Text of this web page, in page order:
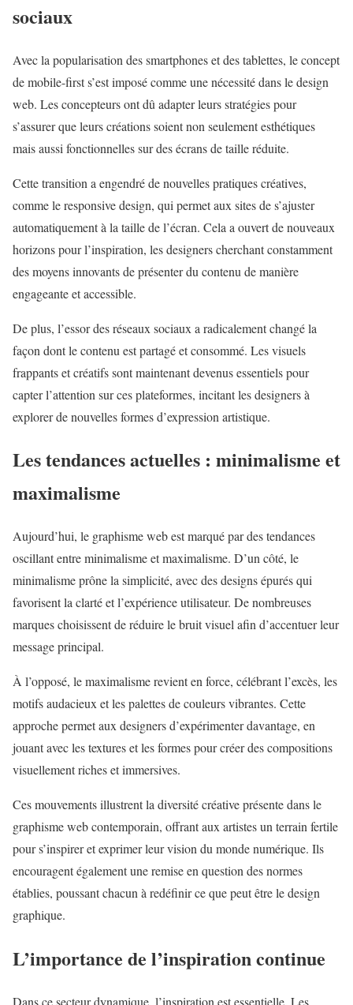
sociaux
Avec la popularisation des smartphones et des tablettes, le concept
de mobile-first s’est imposé comme une nécessité dans le design
web. Les concepteurs ont dû adapter leurs stratégies pour
s’assurer que leurs créations soient non seulement esthétiques
mais aussi fonctionnelles sur des écrans de taille réduite.
Cette transition a engendré de nouvelles pratiques créatives,
comme le responsive design, qui permet aux sites de s’ajuster
automatiquement à la taille de l’écran. Cela a ouvert de nouveaux
horizons pour l’inspiration, les designers cherchant constamment
des moyens innovants de présenter du contenu de manière
engageante et accessible.
De plus, l’essor des réseaux sociaux a radicalement changé la
façon dont le contenu est partagé et consommé. Les visuels
frappants et créatifs sont maintenant devenus essentiels pour
capter l’attention sur ces plateformes, incitant les designers à
explorer de nouvelles formes d’expression artistique.
Les tendances actuelles : minimalisme et
maximalisme
Aujourd’hui, le graphisme web est marqué par des tendances
oscillant entre minimalisme et maximalisme. D’un côté, le
minimalisme prône la simplicité, avec des designs épurés qui
favorisent la clarté et l’expérience utilisateur. De nombreuses
marques choisissent de réduire le bruit visuel afin d’accentuer leur
message principal.
À l’opposé, le maximalisme revient en force, célébrant l’excès, les
motifs audacieux et les palettes de couleurs vibrantes. Cette
approche permet aux designers d’expérimenter davantage, en
jouant avec les textures et les formes pour créer des compositions
visuellement riches et immersives.
Ces mouvements illustrent la diversité créative présente dans le
graphisme web contemporain, offrant aux artistes un terrain fertile
pour s’inspirer et exprimer leur vision du monde numérique. Ils
encouragent également une remise en question des normes
établies, poussant chacun à redéfinir ce que peut être le design
graphique.
L’importance de l’inspiration continue
Dans ce secteur dynamique, l’inspiration est essentielle. Les